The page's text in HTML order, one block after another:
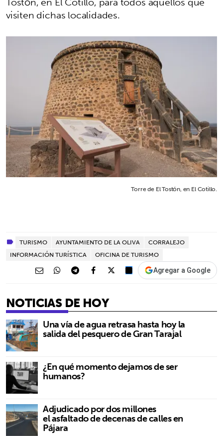
visiten dichas localidades.
Torre de El Tostón, en El Cotillo.
TURISMO AYUNTAMIENTO DE LA OLIVA
CORRALEJO
INFORMACIÓN TURÍSTICA
OFICINA DE TURISMO
Agregar a Google
NOTICIAS DE HOY
Una vía de agua retrasa hasta hoy la
salida del pesquero de Gran Tarajal
¿En qué momento dejamos de ser
humanos?
Adjudicado por dos millones
el asfaltado de decenas de calles en
Pájara